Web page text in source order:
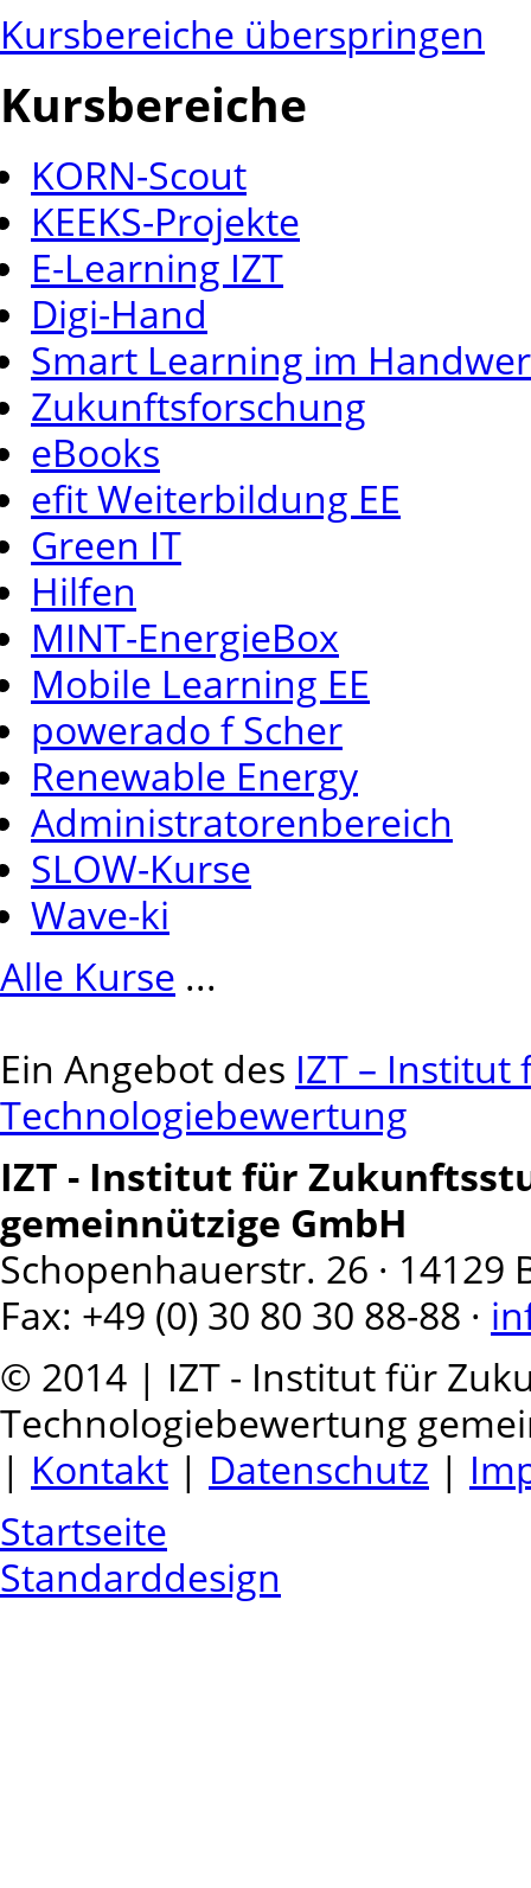
Kursbereiche überspringen
Kursbereiche
KORN-Scout
KEEKS-Projekte
E-Learning IZT
Digi-Hand
Smart Learning im
Zukunftsforschung
eBooks
efit Weiterbildung EE
Green IT
Hilfen
MINT-EnergieBox
Mobile Learning EE
powerado f Scher
Renewable Energy
Administratorenbereich
SLOW-Kurse
Wave-ki
Alle Kurse ...
Ein Angebot des IZT –
Technologiebewertung
IZT - Institut für
gemeinnützige GmbH
Schopenhauerstr. 26 · 14129
Fax: +49 (0) 30 80 30 88-88 ·
© 2014 | IZT - Institut für
Technologiebewertung
| Kontakt | Datenschutz |
Startseite
Standarddesign